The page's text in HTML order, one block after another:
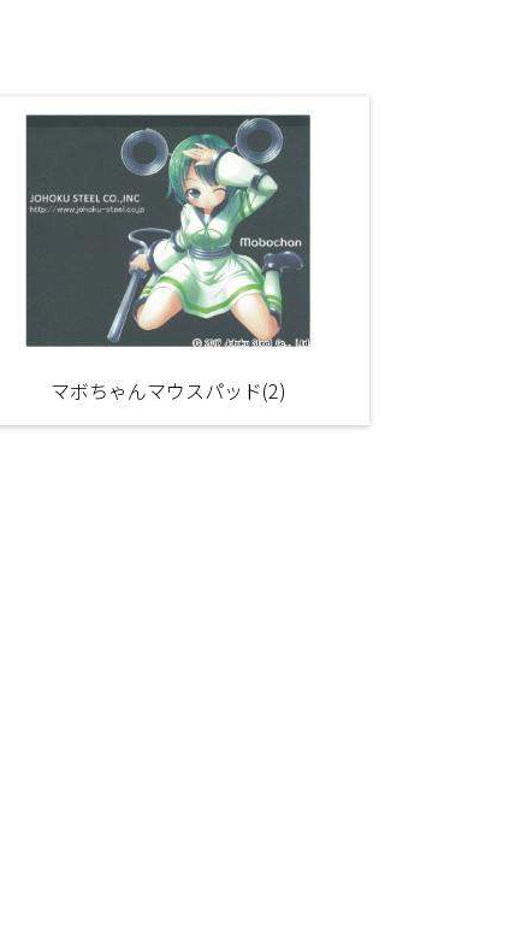
マボちゃんマウスパッド(2)